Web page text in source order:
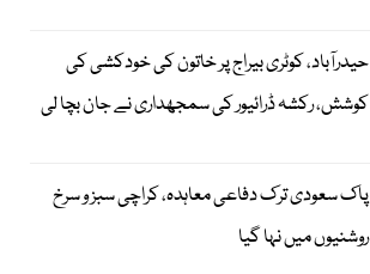
حیدرآباد، کوٹری بیراج پر خاتون کی خودکشی کی
کوشش، رکشہ ڈرائیور کی سمجھداری نے جان بچا لی
پاک سعودی ترک دفاعی معاہدہ، کراچی سبز و سرخ
روشنیوں میں نہا گیا